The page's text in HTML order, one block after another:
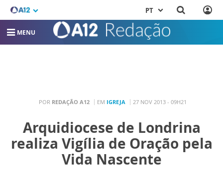
PT
MENU
POR REDAÇÃO A12 EM IGREJA 27 NOV 2013 - 09H21
Arquidiocese de Londrina
realiza Vigília de Oração pela
Vida Nascente